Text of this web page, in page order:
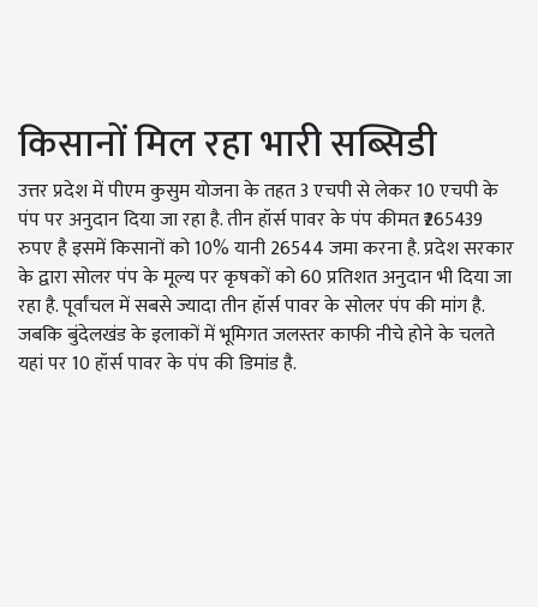
किसानों मिल रहा भारी सब्सिडी
उत्तर प्रदेश में पीएम कुसुम योजना के तहत 3 एचपी से लेकर 10 एचपी के
पंप पर अनुदान दिया जा रहा है. तीन हॉर्स पावर के पंप कीमत ₹265439
रुपए है इसमें किसानों को 10% यानी 26544 जमा करना है. प्रदेश सरकार
के द्वारा सोलर पंप के मूल्य पर कृषकों को 60 प्रतिशत अनुदान भी दिया जा
रहा है. पूर्वांचल में सबसे ज्यादा तीन हॉर्स पावर के सोलर पंप की मांग है.
जबकि बुंदेलखंड के इलाकों में भूमिगत जलस्तर काफी नीचे होने के चलते
यहां पर 10 हॉर्स पावर के पंप की डिमांड है.